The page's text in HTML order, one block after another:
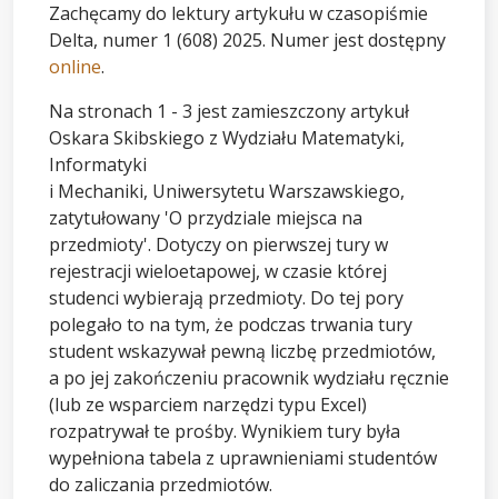
Zachęcamy do lektury artykułu w czasopiśmie
Delta, numer 1 (608) 2025. Numer jest dostępny
online.
Na stronach 1 - 3 jest zamieszczony artykuł
Oskara Skibskiego z Wydziału Matematyki,
Informatyki
i Mechaniki, Uniwersytetu Warszawskiego,
zatytułowany 'O przydziale miejsca na
przedmioty'. Dotyczy on pierwszej tury w
rejestracji wieloetapowej, w czasie której
studenci wybierają przedmioty. Do tej pory
polegało to na tym, że podczas trwania tury
student wskazywał pewną liczbę przedmiotów,
a po jej zakończeniu pracownik wydziału ręcznie
(lub ze wsparciem narzędzi typu Excel)
rozpatrywał te prośby. Wynikiem tury była
wypełniona tabela z uprawnieniami studentów
do zaliczania przedmiotów.